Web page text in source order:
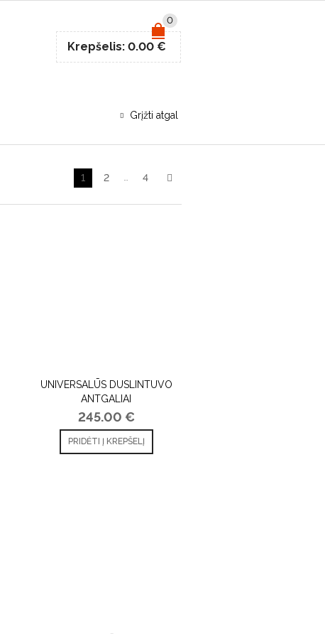
0
Krepšelis: 0.00 €
Grįžti atgal
1 2 … 4
UNIVERSALŪS DUSLINTUVO
ANTGALIAI
245.00 €
PRIDĖTI Į KREPŠELĮ